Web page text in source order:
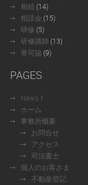
相続 (14)
相談会 (15)
研修 (5)
研修講師 (13)
青司協 (9)
PAGES
News！
ホーム
事務所概要
お問合せ
アクセス
司法書士
個人のお客さま
不動産登記